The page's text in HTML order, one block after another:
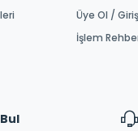
Üye Ol /
İşlem